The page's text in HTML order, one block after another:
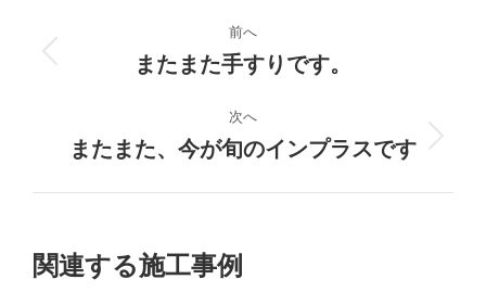
ロ
ク
ト
前へ
前
プ
ロ
ェ
ト:
またまた手すりです。
次へ
次
ジ
ェ
またまた、今が旬のインプラスです
関連する施工事例